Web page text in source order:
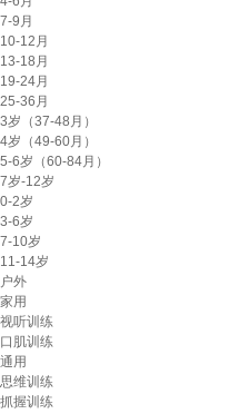
7-9月
10-12月
13-18月
19-24月
25-36月
3岁（37-48月）
4岁（49-60月）
5-6岁（60-84月）
7岁-12岁
0-2岁
3-6岁
7-10岁
11-14岁
户外
家用
视听训练
口肌训练
通用
思维训练
抓握训练